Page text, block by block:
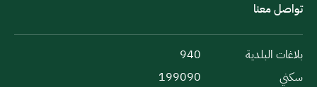
تواصل معنا
بلاغات البلدية
940
سكني
199090